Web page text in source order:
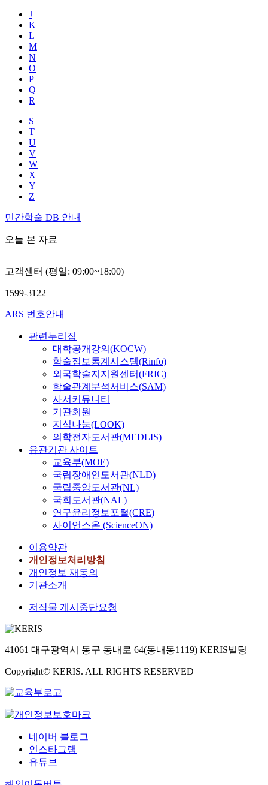
J
K
L
M
N
O
P
Q
R
S
T
U
V
W
X
Y
Z
민간학술 DB 안내
오늘 본 자료
고객센터 (평일: 09:00~18:00)
1599-3122
ARS 번호안내
관련누리집
대학공개강의(KOCW)
학술정보통계시스템(Rinfo)
외국학술지지원센터(FRIC)
학술관계분석서비스(SAM)
사서커뮤니티
기관회원
지식나눔(LOOK)
의학전자도서관(MEDLIS)
유관기관 사이트
교육부(MOE)
국립장애인도서관(NLD)
국립중앙도서관(NL)
국회도서관(NAL)
연구윤리정보포털(CRE)
사이언스온 (ScienceON)
이용약관
개인정보처리방침
개인정보 재동의
기관소개
저작물 게시중단요청
41061 대구광역시 동구 동내로 64(동내동1119) KERIS빌딩
Copyright© KERIS. ALL RIGHTS RESERVED
네이버 블로그
인스타그램
유튜브